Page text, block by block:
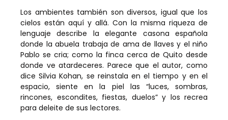
Los ambientes también son diversos, igual que los
cielos están aquí y allá. Con la misma riqueza de
lenguaje describe la elegante casona española
donde la abuela trabaja de ama de llaves y el niño
Pablo se cria; como la finca cerca de Quito desde
donde ve atardeceres. Parece que el autor, como
dice Silvia Kohan, se reinstala en el tiempo y en el
espacio, siente en la piel las “luces, sombras,
rincones, escondites, fiestas, duelos” y los recrea
para deleite de sus lectores.